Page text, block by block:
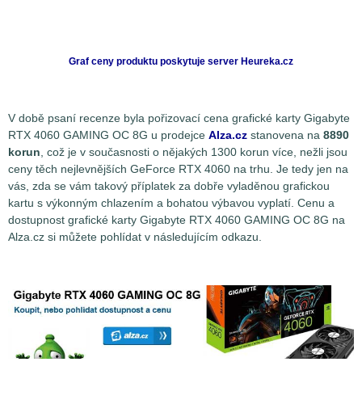
Graf ceny produktu poskytuje server Heureka.cz
V době psaní recenze byla pořizovací cena grafické karty Gigabyte
RTX 4060 GAMING OC 8G u prodejce Alza.cz stanovena na 8890
korun , což je v současnosti o nějakých 1300 korun více, nežli jsou
ceny těch nejlevnějších GeForce RTX 4060 na trhu. Je tedy jen na
vás, zda se vám takový příplatek za dobře vyladěnou grafickou
kartu s výkonným chlazením a bohatou výbavou vyplatí. Cenu a
dostupnost grafické karty Gigabyte RTX 4060 GAMING OC 8G na
Alza.cz si můžete pohlídat v následujícím odkazu.